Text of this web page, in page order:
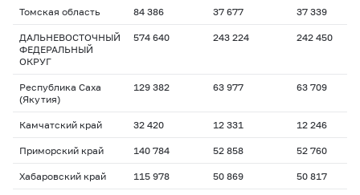
Томская область 84 386 37 677 37 339
ДАЛЬНЕВОСТОЧНЫЙ
ФЕДЕРАЛЬНЫЙ
ОКРУГ
574 640 243 224 242 450
Республика Саха
(Якутия)
129 382 63 977 63 709
Камчатский край 32 420 12 331 12 246
Приморский край 140 784 52 858 52 760
Хабаровский край 115 978 50 869 50 817